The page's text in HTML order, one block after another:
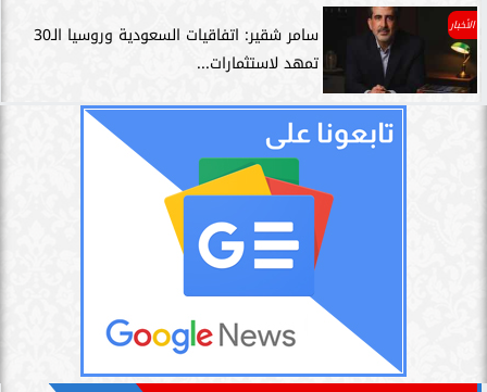
الأخبار
سامر شقير: اتفاقيات السعودية وروسيا الـ30
تمهد لاستثمارات...